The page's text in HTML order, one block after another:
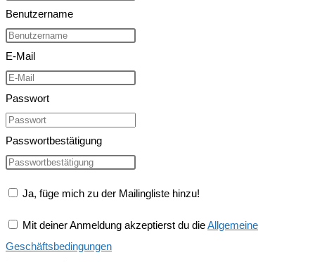
Benutzername
E-Mail
Passwort
Passwortbestätigung
Ja, füge mich zu der Mailingliste hinzu!
Mit deiner Anmeldung akzeptierst du dieAllgemeine
Geschäftsbedingungen